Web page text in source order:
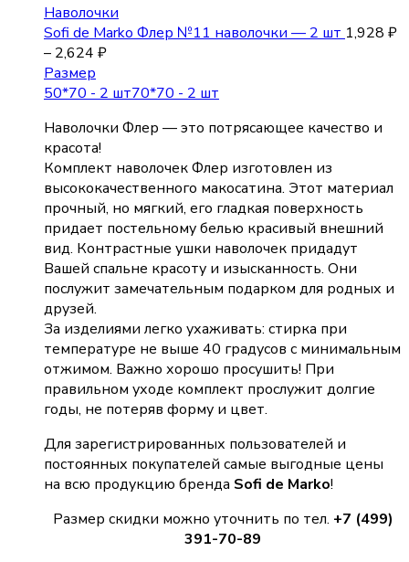
Наволочки
Sofi de Marko Флер №11 наволочки — 2 шт 1,928 ₽
– 2,624 ₽
Размер
50*70 - 2 шт70*70 - 2 шт
Наволочки Флер — это потрясающее качество и
красота!
Комплект наволочек Флер изготовлен из
высококачественного макосатина. Этот материал
прочный, но мягкий, его гладкая поверхность
придает постельному белью красивый внешний
вид. Контрастные ушки наволочек придадут
Вашей спальне красоту и изысканность. Они
послужит замечательным подарком для родных и
друзей.
За изделиями легко ухаживать: стирка при
температуре не выше 40 градусов с минимальным
отжимом. Важно хорошо просушить! При
правильном уходе комплект прослужит долгие
годы, не потеряв форму и цвет.
Для зарегистрированных пользователей и
постоянных покупателей самые выгодные цены
на всю продукцию бренда Sofi de Marko!
Размер скидки можно уточнить по тел. +7 (499)
391-70-89